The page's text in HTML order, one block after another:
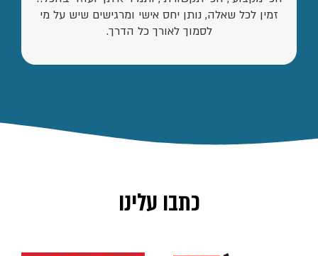
זמין לכל שאלה, נותן יחס אישי ומרגישים שיש על מי
לסמוך לאורך כל הדרך.
כתבו עלינו